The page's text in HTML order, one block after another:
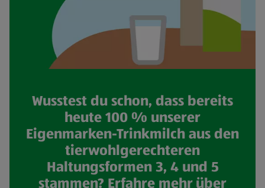
Wusstest du schon, dass bereits
heute 100 % unserer
Eigenmarken-Trinkmilch aus den
tierwohlgerechteren
Haltungsformen 3, 4 und 5
stammen? Erfahre mehr über